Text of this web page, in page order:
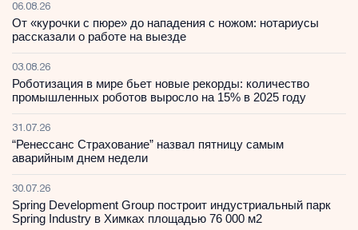
06.08.26
От «курочки с пюре» до нападения с ножом: нотариусы
рассказали о работе на выезде
03.08.26
Роботизация в мире бьет новые рекорды: количество
промышленных роботов выросло на 15% в 2025 году
31.07.26
“Ренессанс Страхование” назвал пятницу самым
аварийным днем недели
30.07.26
Spring Development Group построит индустриальный парк
Spring Industry в Химках площадью 76 000 м2